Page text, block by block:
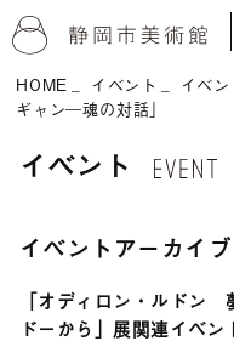
HOME イベント イベ
ギャン―魂の対話」
イベント
イベントアーカイブ
「オディロン・ルドン
ドーから」展関連イベン